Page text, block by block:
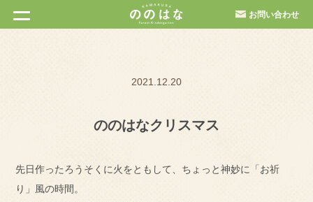
お問い合わせ
2021.12.20
ののはなクリスマス
先日作ったろうそくに火をともして、ちょっと神妙に「お祈
り」風の時間。